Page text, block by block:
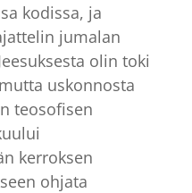
kodissa, ja
jumalan
olin toki
uskonnosta
teosofisen
kerroksen
ohjata